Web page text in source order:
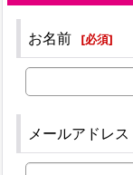
お名前 [必須]
メールアドレス